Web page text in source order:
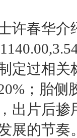
许春华介
定过相
；胎
出片后
展的节奏